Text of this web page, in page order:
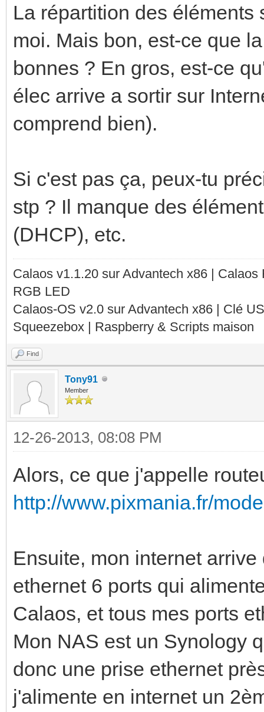
La répartition des
moi. Mais bon, est-ce que
bonnes ? En gros, est-ce
élec arrive a sortir sur
comprend bien).
Si c'est pas ça, peux-tu
stp ? Il manque des
(DHCP), etc.
Calaos v1.1.20 sur Advantech x86 |
RGB LED
Calaos-OS v2.0 sur Advantech x86 | Clé
Squeezebox | Raspberry & Scripts maison
Find
Tony91
Member
12-26-2013, 08:08 PM
Alors, ce que j'appelle
http://www.pixmania.fr/
Ensuite, mon internet
ethernet 6 ports qui
Calaos, et tous mes ports
Mon NAS est un Synology
donc une prise ethernet
j'alimente en internet un